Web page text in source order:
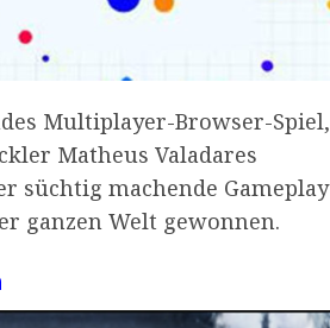
Multiplayer-Browser-Spiel,
Matheus Valadares
süchtig machende Gameplay
ganzen Welt gewonnen.